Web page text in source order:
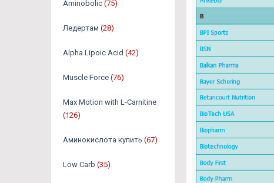
Aminobolic (75)
Ледертам (28)
Alpha Lipoic Acid (42)
Muscle Force (76)
Max Motion with L-Carnitine
(126)
Аминокислота купить (67)
Low Carb (35)